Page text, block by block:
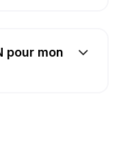
pour mon